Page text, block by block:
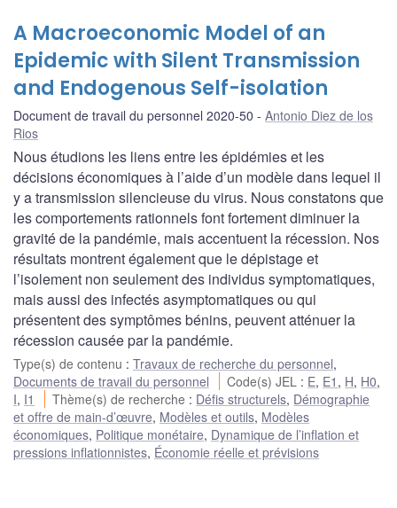
A Macroeconomic Model of an
Epidemic with Silent Transmission
and Endogenous Self-isolation
Document de travail du personnel 2020-50
Antonio Diez de los
Rios
Nous étudions les liens entre les épidémies et les
décisions économiques à l’aide d’un modèle dans lequel il
y a transmission silencieuse du virus. Nous constatons que
les comportements rationnels font fortement diminuer la
gravité de la pandémie, mais accentuent la récession. Nos
résultats montrent également que le dépistage et
l’isolement non seulement des individus symptomatiques,
mais aussi des infectés asymptomatiques ou qui
présentent des symptômes bénins, peuvent atténuer la
récession causée par la pandémie.
Type(s) de contenu : Travaux de recherche du personnel,
Documents de travail du personnel
Code(s) JEL : E, E1 , H, H0,
I, I1 Thème(s) de recherche : Défis structurels, Démographie
et offre de main-d’œuvre, Modèles et outils, Modèles
économiques, Politique monétaire, Dynamique de l’inflation et
pressions inflationnistes, Économie réelle et prévisions